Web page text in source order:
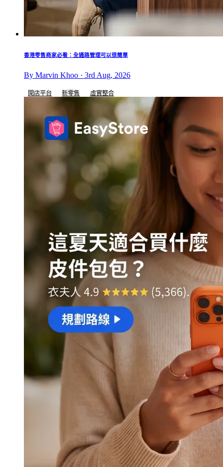
香港零售商家必看：全通路管理可以很簡單
By Marvin Khoo · 3rd Aug, 2026
開店平台 新零售 虛實整合